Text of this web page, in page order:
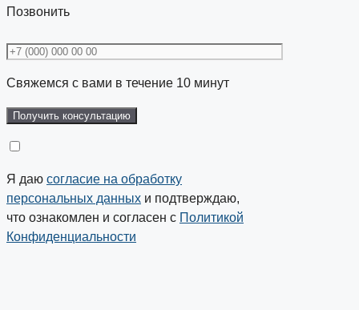
Позвонить
Свяжемся с вами в течение 10 минут
Я даю согласие на обработку
персональных данных и подтверждаю,
что ознакомлен и согласен с Политикой
Конфиденциальности